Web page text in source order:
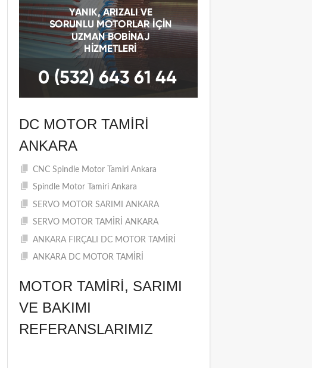
DC MOTOR TAMIRI
ANKARA
CNC Spindle Motor Tamiri Ankara
Spindle Motor Tamiri Ankara
SERVO MOTOR SARIMI ANKARA
SERVO MOTOR TAMİRİ ANKARA
ANKARA FIRÇALI DC MOTOR TAMİRİ
ANKARA DC MOTOR TAMİRİ
MOTOR TAMIRI, SARIMI
VE BAKIMI
REFERANSLARIMIZ